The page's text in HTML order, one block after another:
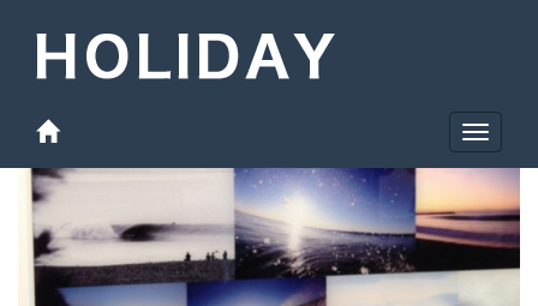
Toggle